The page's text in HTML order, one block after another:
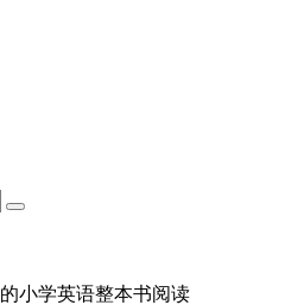
小学英语整本书阅读